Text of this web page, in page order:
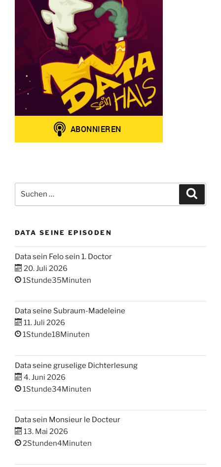
nach:
DATA SEINE EPISODEN
Data sein Felo sein 1. Doctor
20. Juli 2026
1Stunde35Minuten
Data seine Subraum-Madeleine
11. Juli 2026
1Stunde18Minuten
Data seine gruselige Dichterlesung
4. Juni 2026
1Stunde34Minuten
Data sein Monsieur le Docteur
13. Mai 2026
2Stunden4Minuten